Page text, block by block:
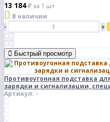
13 184₽за 1 шт
В наличии
-
+
Быстрый просмотр
Противоугонная подставка
зарядки и сигнализации,
Артикул: -